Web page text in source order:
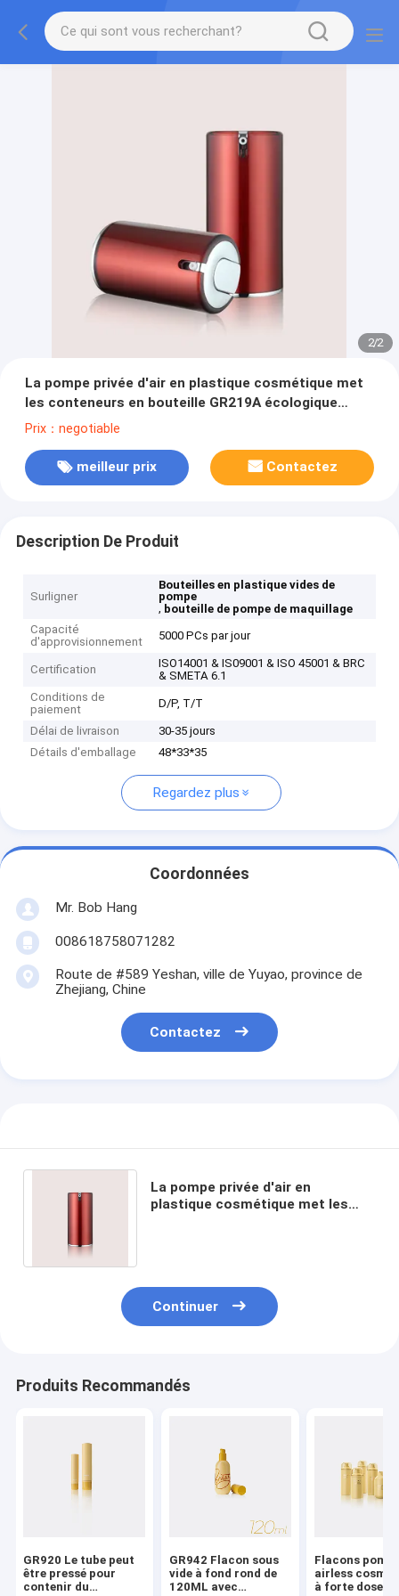
2/2
La pompe privée d'air en plastique cosmétique met
les conteneurs en bouteille GR219A écologique
30/50ML
Prix：negotiable
meilleur prix Contactez
Description De Produit
Surligner
Bouteilles en plastique vides de
pompe
, bouteille de pompe de maquillage
Capacité
d'approvisionnement
5000 PCs par jour
Certification
ISO14001 & IS09001 & ISO 45001 & BRC
& SMETA 6.1
Conditions de
paiement
D/P, T/T
Délai de livraison
30-35 jours
Détails d'emballage
48*33*35
Regardez plus
Coordonnées
Mr. Bob Hang
008618758071282
Route de #589 Yeshan, ville de Yuyao, province de
Zhejiang, Chine
Contactez
La pompe privée d'air en
plastique cosmétique met les
Continuer
Produits Recommandés
GR920 Le tube peut
être pressé pour
contenir du
GR942 Flacon sous
vide à fond rond de
120ML avec
Flacons
airless
à forte dose